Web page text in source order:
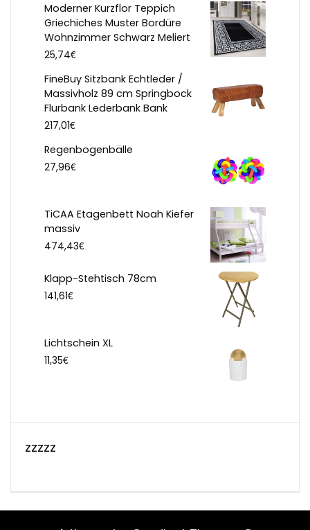
Moderner Kurzflor Teppich
Griechiches Muster Bordüre
Wohnzimmer Schwarz Meliert
25,74€
FineBuy Sitzbank Echtleder /
Massivholz 89 cm Springbock
Flurbank Lederbank Bank
217,01€
Regenbogenbälle
27,96€
TiCAA Etagenbett Noah Kiefer
massiv
474,43€
Klapp-Stehtisch 78cm
141,61€
Lichtschein XL
11,35€
zzzzz